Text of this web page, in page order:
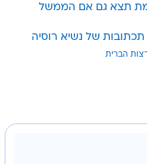
תצא גם אם הממשל
תכתובות של נשיא רוסיה
הברית